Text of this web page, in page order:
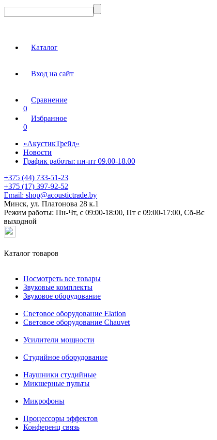
Каталог
Вход на сайт
Сравнение
0
Избранное
0
«АкустикТрейд»
Новости
График работы: пн-пт 09.00-18.00
+375 (44) 733-51-23
+375 (17) 397-92-52
Email: shop@acoustictrade.by
Минск, ул. Платонова 28 к.1
Режим работы: Пн-Чт, с 09:00-18:00, Пт с 09:00-17:00, Сб-Вс
выходной
Каталог товаров
Посмотреть все товары
Звуковые комплекты
Звуковое оборудование
Световое оборудование Elation
Cветовое оборудование Chauvet
Усилители мощности
Студийное оборудование
Наушники студийные
Микшерные пульты
Микрофоны
Процессоры эффектов
Конференц связь